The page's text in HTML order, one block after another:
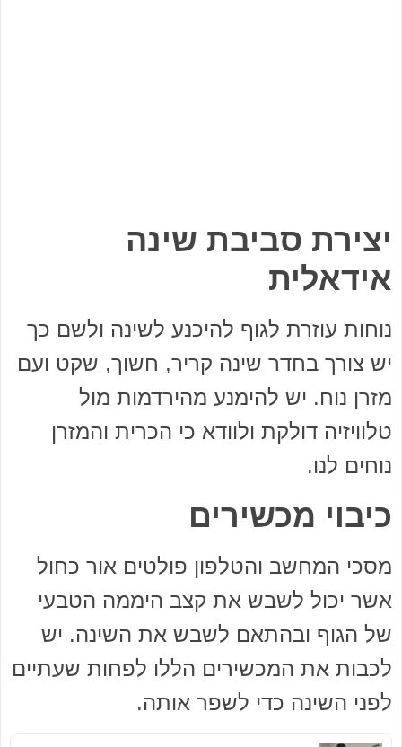
יצירת סביבת שינה
אידאלית
נוחות עוזרת לגוף להיכנע לשינה ולשם כך
יש צורך בחדר שינה קריר, חשוך, שקט ועם
מזרן נוח. יש להימנע מהירדמות מול
טלוויזיה דולקת ולוודא כי הכרית והמזרן
נוחים לנו.
כיבוי מכשירים
מסכי המחשב והטלפון פולטים אור כחול
אשר יכול לשבש את קצב היממה הטבעי
של הגוף ובהתאם לשבש את השינה. יש
לכבות את המכשירים הללו לפחות שעתיים
לפני השינה כדי לשפר אותה.